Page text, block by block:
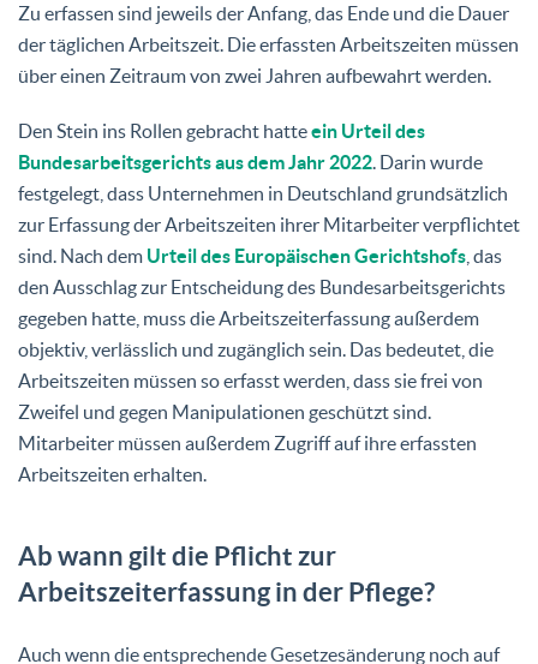
Zu erfassen sind jeweils der Anfang, das Ende und die Dauer
der täglichen Arbeitszeit. Die erfassten Arbeitszeiten müssen
über einen Zeitraum von zwei Jahren aufbewahrt werden.
Den Stein ins Rollen gebracht hatteein Urteil des
Bundesarbeitsgerichts aus dem Jahr 2022. Darin wurde
festgelegt, dass Unternehmen in Deutschland grundsätzlich
zur Erfassung der Arbeitszeiten ihrer Mitarbeiter verpflichtet
sind. Nach dem Urteil des Europäischen Gerichtshofs , das
den Ausschlag zur Entscheidung des Bundesarbeitsgerichts
gegeben hatte, muss die Arbeitszeiterfassung außerdem
objektiv, verlässlich und zugänglich sein. Das bedeutet, die
Arbeitszeiten müssen so erfasst werden, dass sie frei von
Zweifel und gegen Manipulationen geschützt sind.
Mitarbeiter müssen außerdem Zugriff auf ihre erfassten
Arbeitszeiten erhalten.
Ab wann gilt die Pflicht zur
Arbeitszeiterfassung in der Pflege?
Auch wenn die entsprechende Gesetzesänderung noch auf